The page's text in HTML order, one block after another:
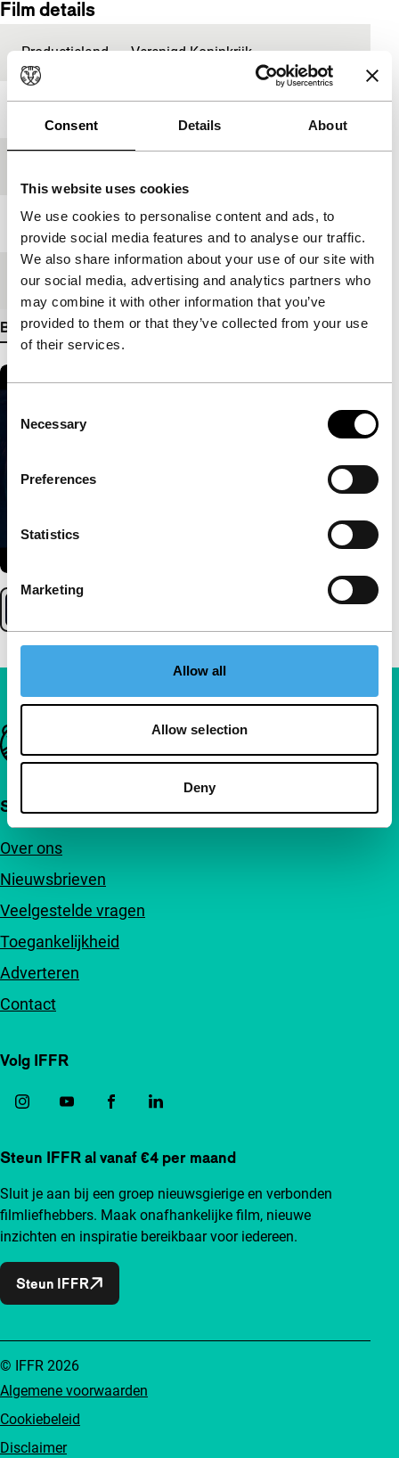
Consent Details About
This website uses cookies
We use cookies to personalise content and ads, to
provide social media features and to analyse our traffic.
We also share information about your use of our site with
our social media, advertising and analytics partners who
may combine it with other information that you’ve
provided to them or that they’ve collected from your use
of their services.
Selection
Necessary
Preferences
Statistics
Marketing
Allow all
Allow selection
Deny
Film details
Productieland Verenigd Koninkrijk
Lengte 106'
Medium/FormaatDCP
Bekijk meer details
Belangrijke links
Snel naar
Over ons
Nieuwsbrieven
Veelgestelde vragen
Toegankelijkheid
Adverteren
Contact
Volg IFFR
Steun IFFR al vanaf €4 per maand
Sluit je aan bij een groep nieuwsgierige en verbonden
filmliefhebbers. Maak onafhankelijke film, nieuwe
inzichten en inspiratie bereikbaar voor iedereen.
Steun IFFR
Algemene voorwaarden
Cookiebeleid
Disclaimer
© IFFR 2026